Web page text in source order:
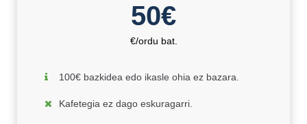
50€
€/ordu bat.
100€ bazkidea edo ikasle ohia ez bazara.
Kafetegia ez dago eskuragarri.